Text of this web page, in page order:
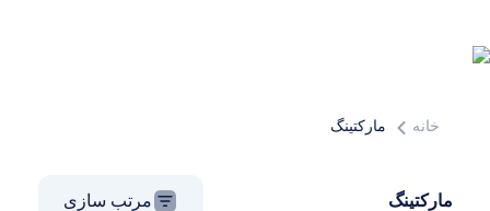
خانه مارکتینگ
مارکتینگ مرتب سازی